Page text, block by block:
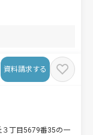
資料請求する
丁目5679番35の一